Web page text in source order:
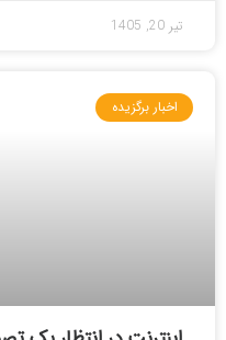
تیر 20, 1405
اخبار برگزیده